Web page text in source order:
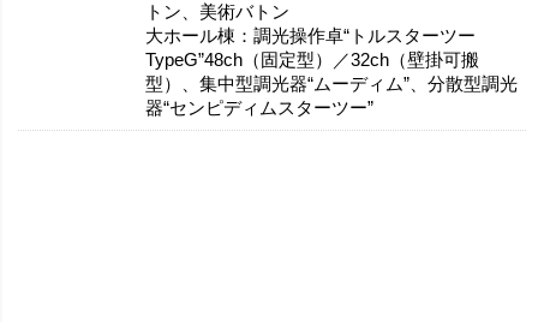
トン、美術バトン
大ホール棟：調光操作卓“トルスターツー
TypeG”48ch（固定型）／32ch（壁掛可搬
型）、集中型調光器“ムーディム”、分散型調光
器“センピディムスターツー”